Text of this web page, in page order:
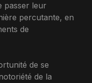
passer leur
percutante, en
de
de se
de la